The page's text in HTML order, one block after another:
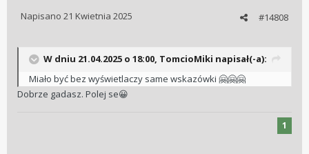
#14808
Napisano 21 Kwietnia 2025
W dniu 21.04.2025 o 18:00, TomcioMiki napisał(-a):
Miało być bez wyświetlaczy same wskazówki 🤗🤗🤗
Dobrze gadasz. Polej se😀
1